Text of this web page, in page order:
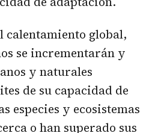
calentamiento global,
se incrementarán y
y naturales
de su capacidad de
especies y ecosistemas
o han superado sus